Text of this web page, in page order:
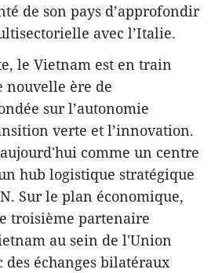
de son pays d’approfondir
avec l’Italie.
le Vietnam est en train
nouvelle ère de
sur l’autonomie
verte et l’innovation.
comme un centre
hub logistique stratégique
Sur le plan économique,
troisième partenaire
au sein de l'Union
des échanges bilatéraux